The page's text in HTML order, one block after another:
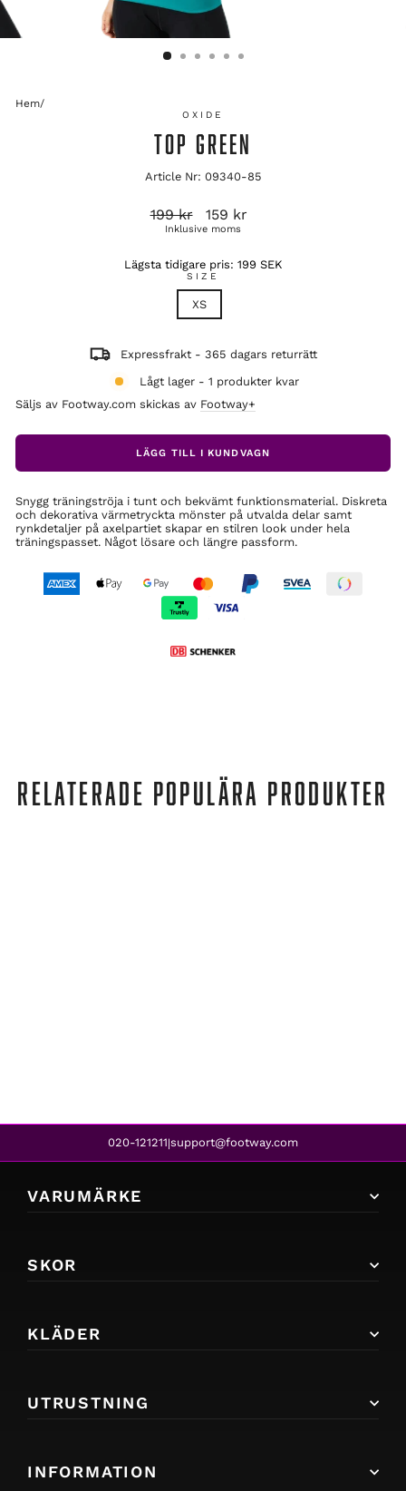
Hem/
OXIDE
TOP GREEN
Article Nr: 09340-85
Ordinarie
pris
199 kr Reapris
159 kr
Inklusive moms
Lägsta tidigare pris: 199 SEK
SIZE
XS
Expressfrakt - 365 dagars returrätt
Lågt lager - 1 produkter kvar
Säljs av Footway.com skickas av Footway+
LÄGG TILL I KUNDVAGN
Snygg träningströja i tunt och bekvämt funktionsmaterial. Diskreta
och dekorativa värmetryckta mönster på utvalda delar samt
rynkdetaljer på axelpartiet skapar en stilren look under hela
träningspasset. Något lösare och längre passform.
RELATERADE POPULÄRA PRODUKTER
020-121211|support@footway.com
VARUMÄRKE
SKOR
KLÄDER
UTRUSTNING
INFORMATION